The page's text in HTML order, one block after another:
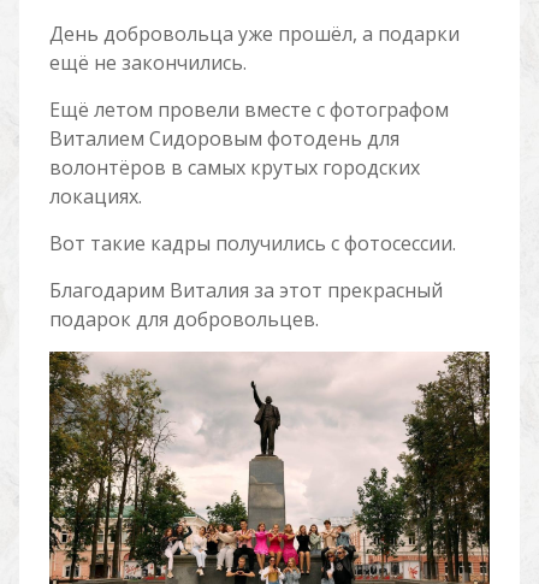
День добровольца уже прошёл, а подарки
ещё не закончились.
Ещё летом провели вместе с фотографом
Виталием Сидоровым фотодень для
волонтёров в самых крутых городских
локациях.
Вот такие кадры получились с фотосессии.
Благодарим Виталия за этот прекрасный
подарок для добровольцев.